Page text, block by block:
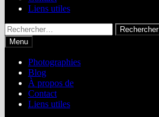
Liens utiles
Rechercher :
Menu
Photographies
Blog
À propos de
Contact
Liens utiles